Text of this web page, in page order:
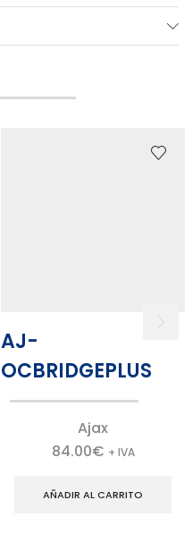
AJ-
OCBRIDGEPLUS
Ajax
84.00€ + IVA
AÑADIR AL CARRITO